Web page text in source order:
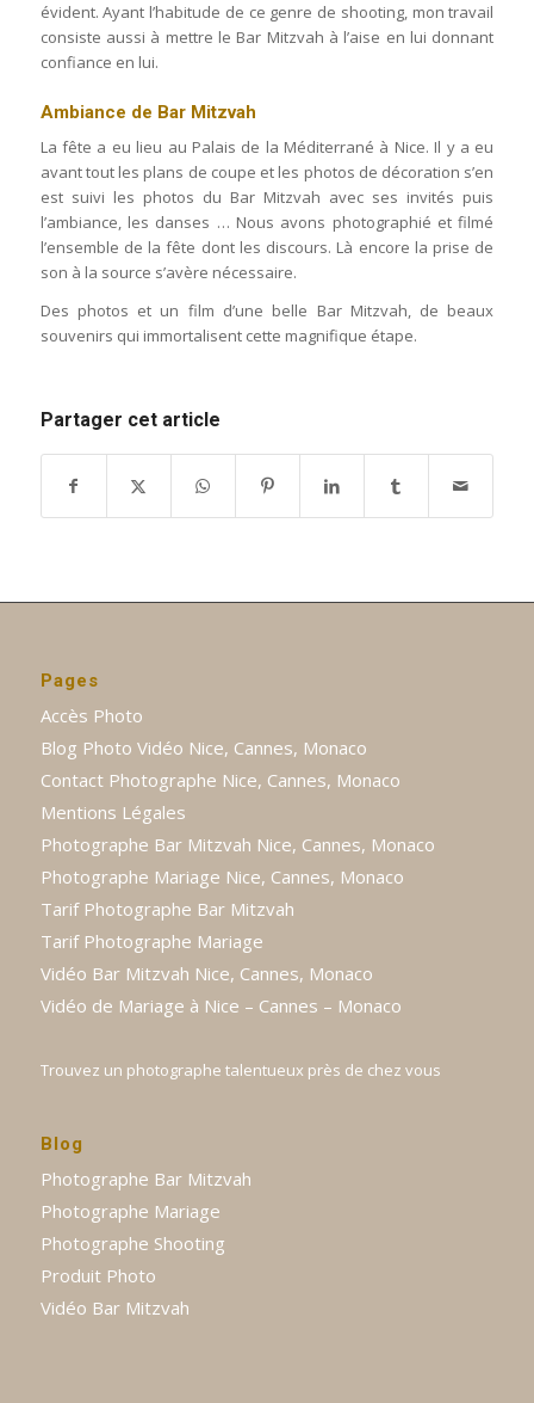
évident. Ayant l’habitude de ce genre de shooting, mon travail
consiste aussi à mettre le Bar Mitzvah à l’aise en lui donnant
confiance en lui.
Ambiance de Bar Mitzvah
La fête a eu lieu au Palais de la Méditerrané à Nice. Il y a eu
avant tout les plans de coupe et les photos de décoration s’en
est suivi les photos du Bar Mitzvah avec ses invités puis
l’ambiance, les danses … Nous avons photographié et filmé
l’ensemble de la fête dont les discours. Là encore la prise de
son à la source s’avère nécessaire.
Des photos et un film d’une belle Bar Mitzvah, de beaux
souvenirs qui immortalisent cette magnifique étape.
Partager cet article
Pages
Accès Photo
Blog Photo Vidéo Nice, Cannes, Monaco
Contact Photographe Nice, Cannes, Monaco
Mentions Légales
Photographe Bar Mitzvah Nice, Cannes, Monaco
Photographe Mariage Nice, Cannes, Monaco
Tarif Photographe Bar Mitzvah
Tarif Photographe Mariage
Vidéo Bar Mitzvah Nice, Cannes, Monaco
Vidéo de Mariage à Nice – Cannes – Monaco
Trouvez un photographe talentueux près de chez vous
Blog
Photographe Bar Mitzvah
Photographe Mariage
Photographe Shooting
Produit Photo
Vidéo Bar Mitzvah